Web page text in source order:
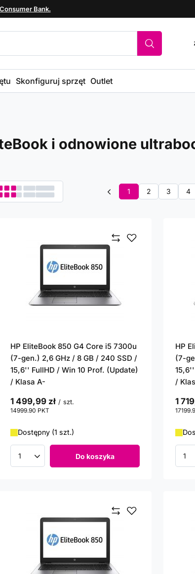
Bank.
Skonfiguruj sprzęt Outlet
i odnowione
produktów 1 2 3 4
HP EliteBook 850 G4 Core i5 7300u
(7-gen.) 2,6 GHz / 8 GB / 240 SSD /
15,6'' FullHD / Win 10 Prof. (Update)
/ Klasa A-
1 499,99 zł / szt.
14999.90 PKT
Dostępny (1 szt.)
Ilość produktów Do koszyka
HP
(7-
/
1